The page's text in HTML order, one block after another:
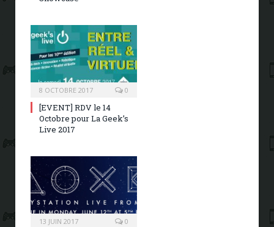
8 OCTOBRE 2017 0
[EVENT] RDV le 14
Octobre pour La Geek’s
Live 2017
13 JUIN 2017 0